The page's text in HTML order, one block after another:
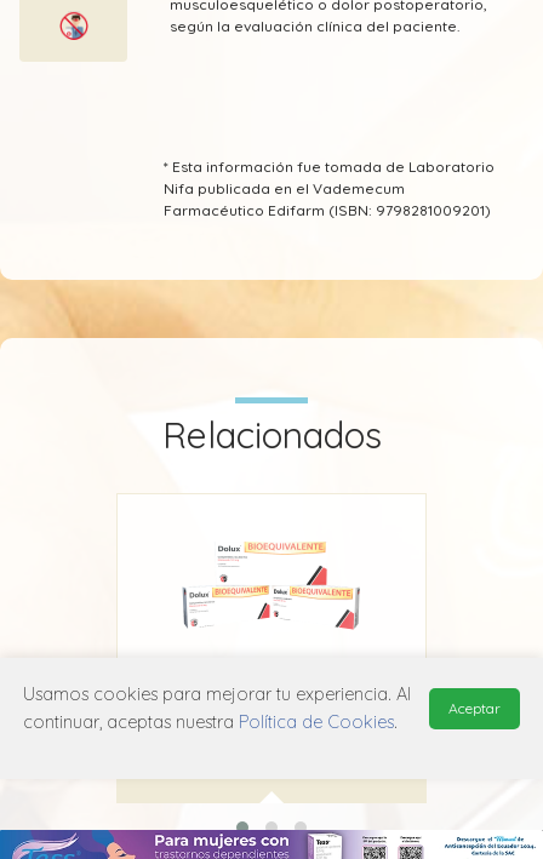
musculoesquelético o dolor postoperatorio,
según la evaluación clínica del paciente.
* Esta información fue tomada de Laboratorio
Nifa publicada en el Vademecum
Farmacéutico Edifarm (ISBN: 9798281009201)
Relacionados
Dolux
Usamos cookies para mejorar tu experiencia. Al
continuar, aceptas nuestra Política de Cookies.
Aceptar